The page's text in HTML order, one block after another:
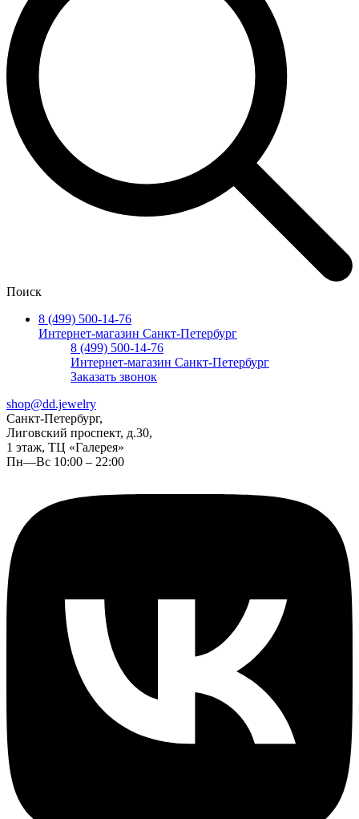
Поиск
8 (499) 500-14-76
Интернет-магазин Санкт-Петербург
8 (499) 500-14-76
Интернет-магазин Санкт-Петербург
Заказать звонок
shop@dd.jewelry
Санкт-Петербург,
Лиговский проспект, д.30,
1 этаж, ТЦ «Галерея»
Пн—Вс 10:00 – 22:00